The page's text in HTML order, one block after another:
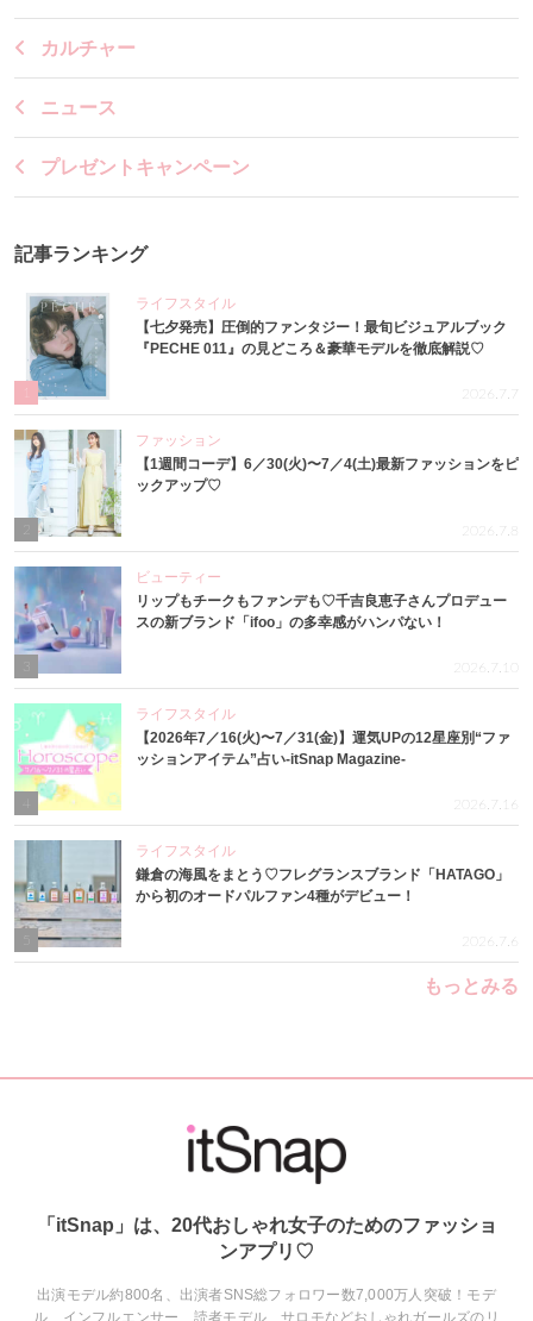
カルチャー
ニュース
プレゼントキャンペーン
記事ランキング
ライフスタイル
【七夕発売】圧倒的ファンタジー！最旬ビジュアルブック
『PECHE 011』の見どころ＆豪華モデルを徹底解説♡
2026.7.7
ファッション
【1週間コーデ】6／30(火)〜7／4(土)最新ファッションをピ
ックアップ♡
2026.7.8
3
ビューティー
リップもチークもファンデも♡千吉良恵子さんプロデュー
スの新ブランド「ifoo」の多幸感がハンパない！
2026.7.10
4
ライフスタイル
【2026年7／16(火)〜7／31(金)】運気UPの12星座別“ファ
ッションアイテム”占い-itSnap Magazine-
2026.7.16
ライフスタイル
鎌倉の海風をまとう♡フレグランスブランド「HATAGO」
から初のオードパルファン4種がデビュー！
2026.7.6
もっとみる
「itSnap」は、20代おしゃれ女子のためのファッショ
ンアプリ♡
出演モデル約800名、出演者SNS総フォロワー数7,000万人突破！モデ
ル、インフルエンサー、読者モデル、サロモなどおしゃれガールズのリ